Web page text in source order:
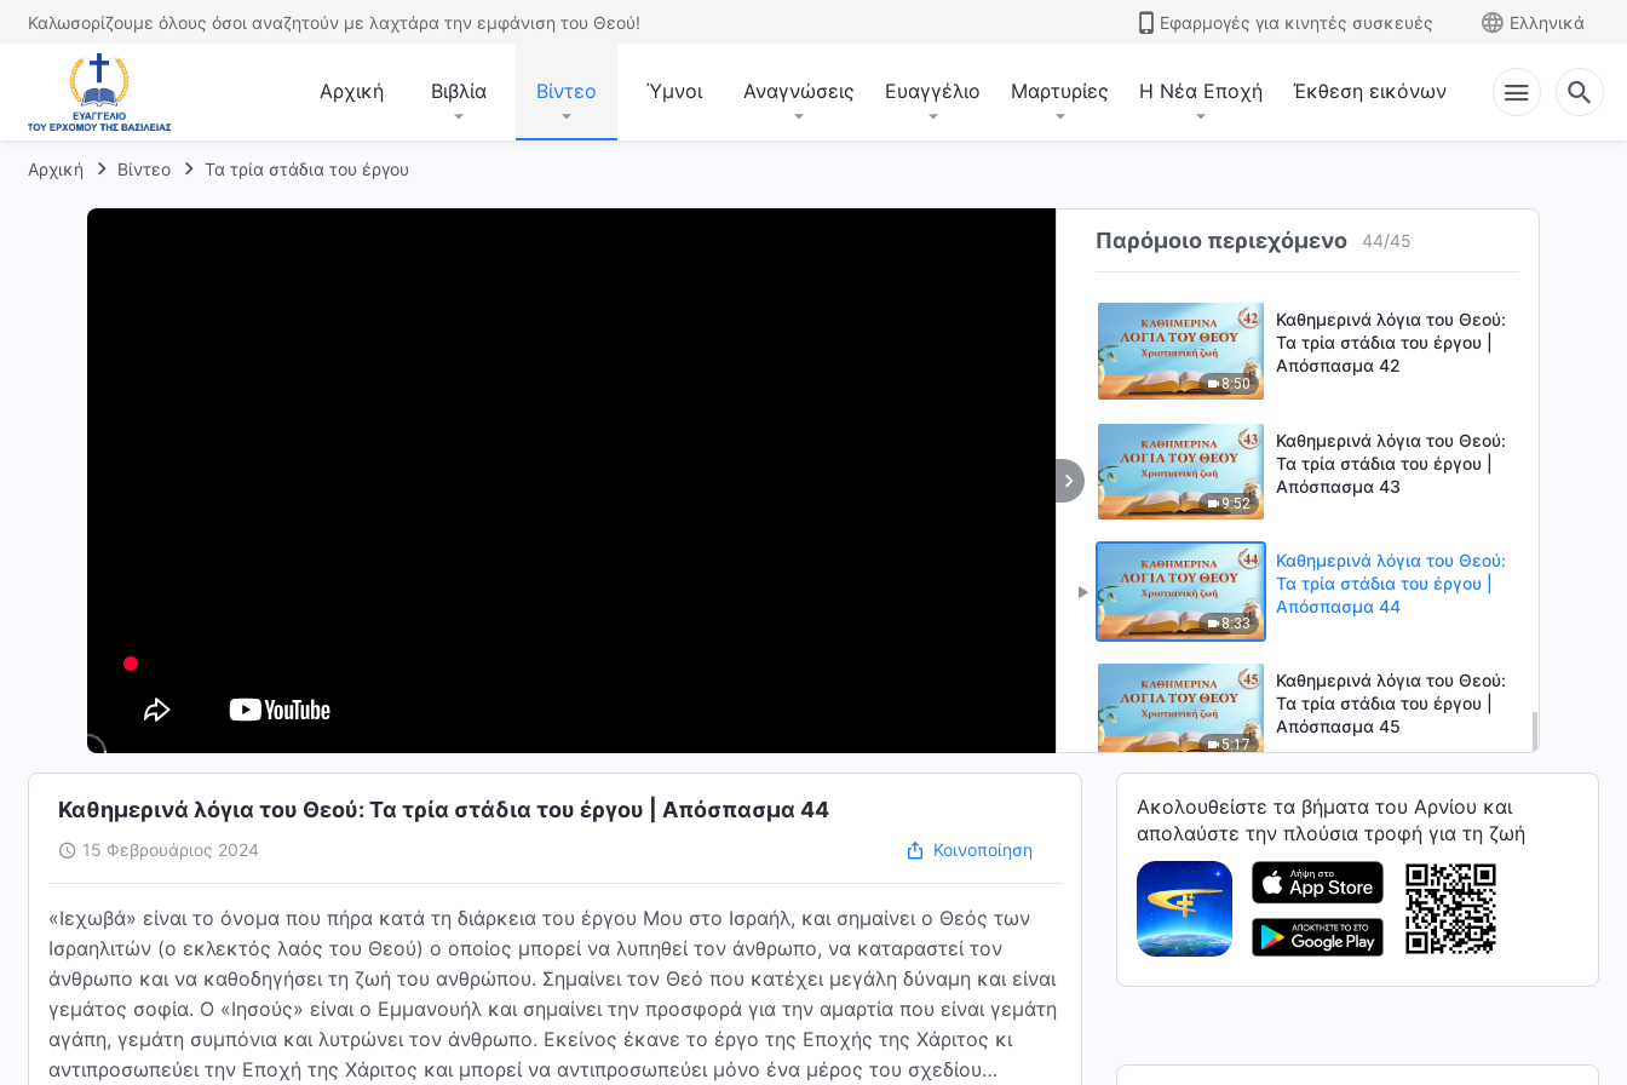
Καλωσορίζουμε όλους όσοι αναζητούν με λαχτάρα την εμφάνιση του Θεού! Εφαρμογές για κινητές συσκευές Ελληνικά
Αρχική Βιβλία Βίντεο Ύμνοι Αναγνώσεις Ευαγγέλιο Μαρτυρίες Η Νέα Εποχή Έκθεση εικόνων
Αρχική Βίντεο Τα τρία στάδια του έργου
Παρόμοιο περιεχόμενο 44/45
9:29
Καθημερινά λόγια του Θεού:
Τα τρία στάδια του έργου |
Απόσπασμα 41
8:50
Καθημερινά λόγια του Θεού:
Τα τρία στάδια του έργου |
Απόσπασμα 42
9:52
Καθημερινά λόγια του Θεού:
Τα τρία στάδια του έργου |
Απόσπασμα 43
8:33
Καθημερινά λόγια του Θεού:
Τα τρία στάδια του έργου |
Απόσπασμα 44
5:17
Καθημερινά λόγια του Θεού:
Τα τρία στάδια του έργου |
Απόσπασμα 45
Καθημερινά λόγια του Θεού: Τα τρία στάδια του έργου | Απόσπασμα 44
15 Φεβρουάριος 2024 Κοινοποίηση
«Ιεχωβά» είναι το όνομα που πήρα κατά τη διάρκεια του έργου Μου στο Ισραήλ, και σημαίνει ο Θεός των
Ισραηλιτών (ο εκλεκτός λαός του Θεού) ο οποίος μπορεί να λυπηθεί τον άνθρωπο, να καταραστεί τον
άνθρωπο και να καθοδηγήσει τη ζωή του ανθρώπου. Σημαίνει τον Θεό που κατέχει μεγάλη δύναμη και είναι
γεμάτος σοφία. Ο «Ιησούς» είναι ο Εμμανουήλ και σημαίνει την προσφορά για την αμαρτία που είναι γεμάτη
αγάπη, γεμάτη συμπόνια και λυτρώνει τον άνθρωπο. Εκείνος έκανε το έργο της Εποχής της Χάριτος κι
αντιπροσωπεύει την Εποχή της Χάριτος και μπορεί να αντιπροσωπεύει μόνο ένα μέρος του σχεδίου
Ακολουθείστε τα βήματα του Αρνίου και
απολαύστε την πλούσια τροφή για τη ζωή